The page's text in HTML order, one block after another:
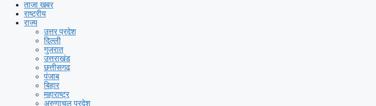
ताजा खबर
राष्ट्रीय
राज्य
उत्तर प्रदेश
दिल्ली
गुजरात
उत्तराखंड
छत्तीसगढ़
पंजाब
बिहार
महाराष्ट्र
अरुणाचल प्रदेश